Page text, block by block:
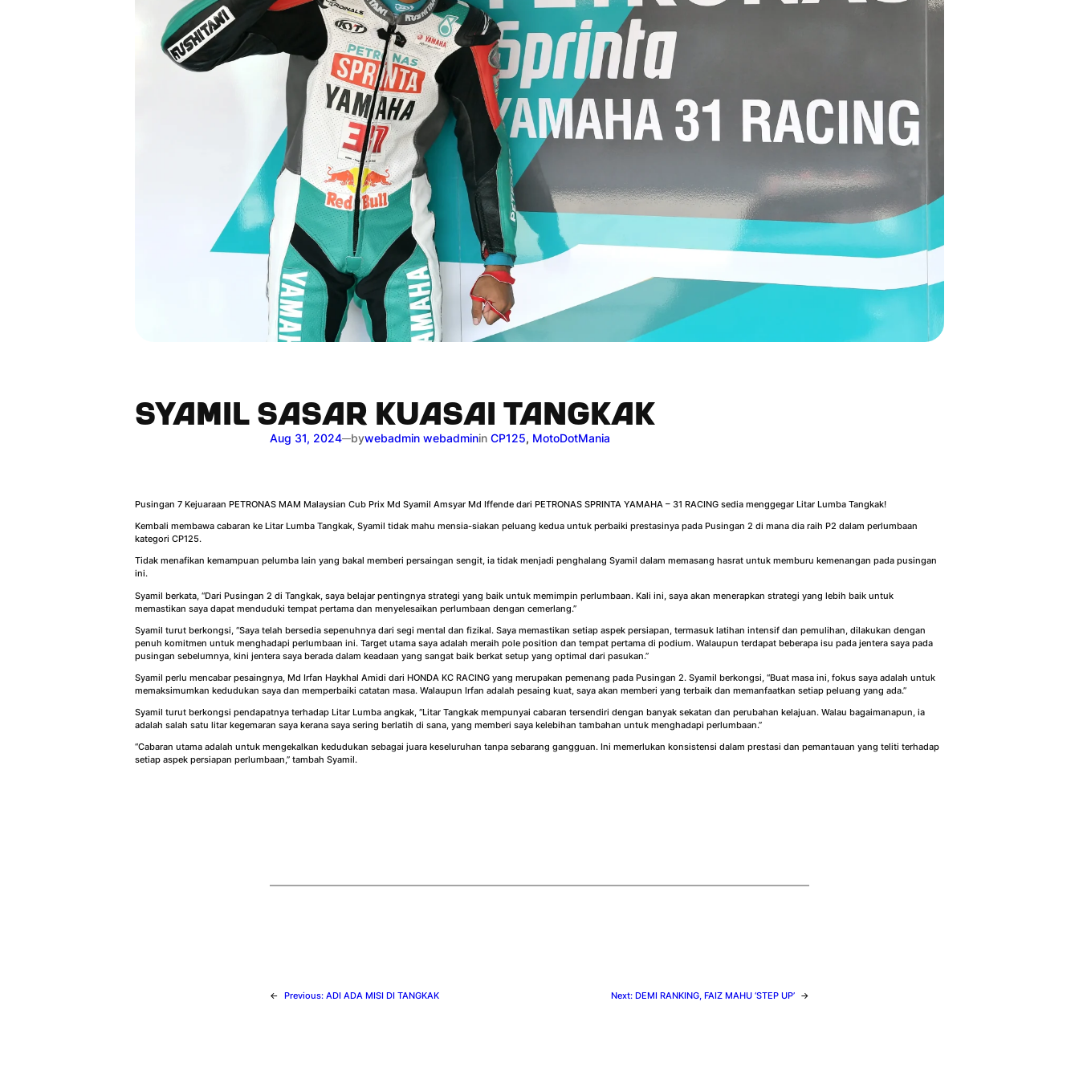
SYAMIL SASAR KUASAI TANGKAK
Aug 31, 2024—bywebadmin webadminin CP125, MotoDotMania
Pusingan 7 Kejuaraan PETRONAS MAM Malaysian Cub Prix Md Syamil Amsyar Md Iffende dari PETRONAS SPRINTA YAMAHA – 31 RACING sedia menggegar Litar Lumba Tangkak!
Kembali membawa cabaran ke Litar Lumba Tangkak, Syamil tidak mahu mensia-siakan peluang kedua untuk perbaiki prestasinya pada Pusingan 2 di mana dia raih P2 dalam perlumbaan
kategori CP125.
Tidak menafikan kemampuan pelumba lain yang bakal memberi persaingan sengit, ia tidak menjadi penghalang Syamil dalam memasang hasrat untuk memburu kemenangan pada pusingan
ini.
Syamil berkata, “Dari Pusingan 2 di Tangkak, saya belajar pentingnya strategi yang baik untuk memimpin perlumbaan. Kali ini, saya akan menerapkan strategi yang lebih baik untuk
memastikan saya dapat menduduki tempat pertama dan menyelesaikan perlumbaan dengan cemerlang.”
Syamil turut berkongsi, “Saya telah bersedia sepenuhnya dari segi mental dan fizikal. Saya memastikan setiap aspek persiapan, termasuk latihan intensif dan pemulihan, dilakukan dengan
penuh komitmen untuk menghadapi perlumbaan ini. Target utama saya adalah meraih pole position dan tempat pertama di podium. Walaupun terdapat beberapa isu pada jentera saya pada
pusingan sebelumnya, kini jentera saya berada dalam keadaan yang sangat baik berkat setup yang optimal dari pasukan.”
Syamil perlu mencabar pesaingnya, Md Irfan Haykhal Amidi dari HONDA KC RACING yang merupakan pemenang pada Pusingan 2. Syamil berkongsi, “Buat masa ini, fokus saya adalah untuk
memaksimumkan kedudukan saya dan memperbaiki catatan masa. Walaupun Irfan adalah pesaing kuat, saya akan memberi yang terbaik dan memanfaatkan setiap peluang yang ada.”
Syamil turut berkongsi pendapatnya terhadap Litar Lumba angkak, “Litar Tangkak mempunyai cabaran tersendiri dengan banyak sekatan dan perubahan kelajuan. Walau bagaimanapun, ia
adalah salah satu litar kegemaran saya kerana saya sering berlatih di sana, yang memberi saya kelebihan tambahan untuk menghadapi perlumbaan.”
“Cabaran utama adalah untuk mengekalkan kedudukan sebagai juara keseluruhan tanpa sebarang gangguan. Ini memerlukan konsistensi dalam prestasi dan pemantauan yang teliti terhadap
setiap aspek persiapan perlumbaan,” tambah Syamil.
← Previous: ADI ADA MISI DI TANGKAK Next: DEMI RANKING, FAIZ MAHU ‘STEP UP’ →